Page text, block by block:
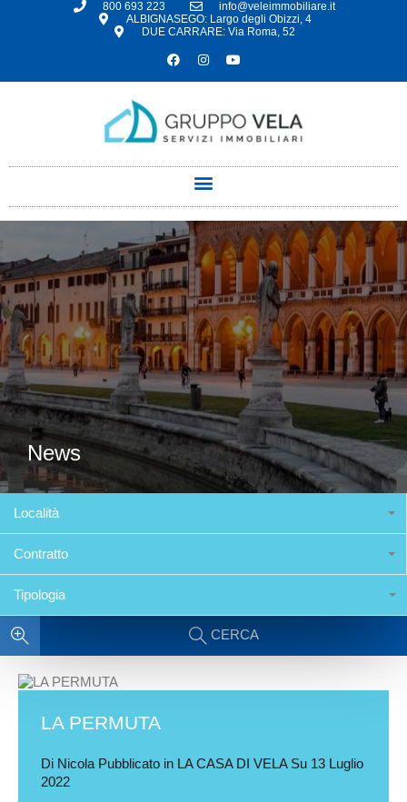
800 693 223
info@veleimmobiliare.it
ALBIGNASEGO: Largo degli Obizzi, 4
DUE CARRARE: Via Roma, 52
News
Località
Contratto
Tipologia
CERCA
LA PERMUTA
Di Nicola Pubblicato in LA CASA DI VELASu 13 Luglio
2022